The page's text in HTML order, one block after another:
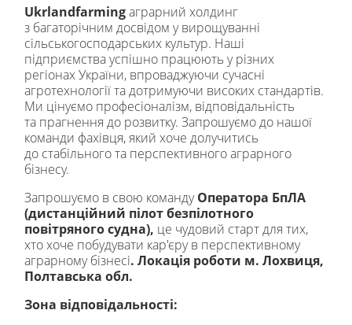
Ukrlandfarmingаграрний холдинг
з багаторічним досвідом у вирощуванні
сільськогосподарських культур. Наші
підприємства успішно працюють у різних
регіонах України, впроваджуючи сучасні
агротехнології та дотримуючи високих стандартів.
Ми цінуємо професіоналізм, відповідальність
та прагнення до розвитку. Запрошуємо до нашої
команди фахівця, який хоче долучитись
до стабільного та перспективного аграрного
бізнесу.
Запрошуємо в свою командуОператора БпЛА
(дистанційний пілот безпілотного
повітряного судна), це чудовий старт для тих,
хто хоче побудувати кар'єру в перспективному
аграрному бізнесі. Локація роботи м. Лохвиця,
Полтавська обл.
Зона відповідальності: